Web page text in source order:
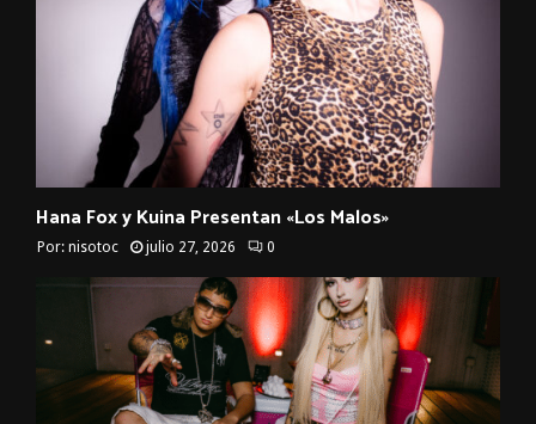
Hana Fox y Kuina Presentan «Los Malos»
Por: nisotoc julio 27, 2026 0